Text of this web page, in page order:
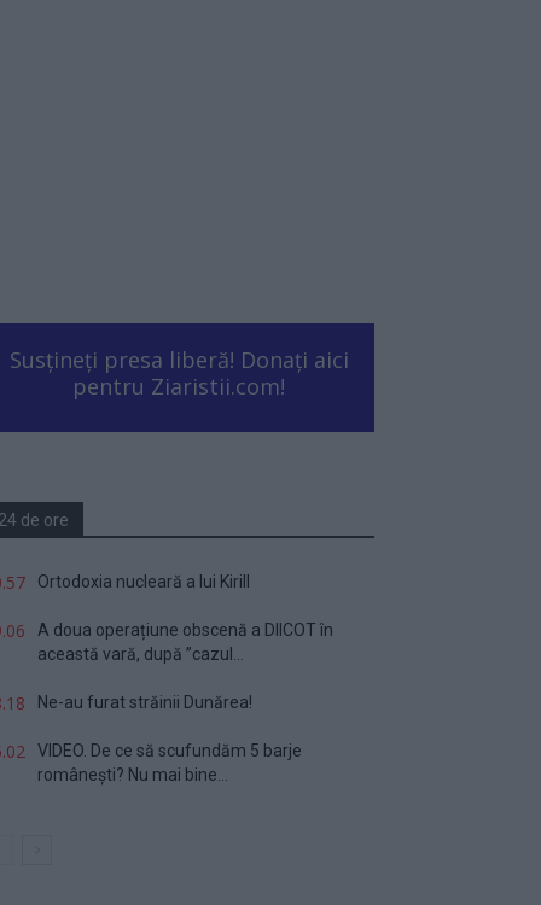
Susțineți presa liberă! Donați aici
pentru Ziaristii.com!
24 de ore
Ortodoxia nucleară a lui Kirill
A doua operațiune obscenă a DIICOT în
această vară, după ”cazul...
Ne-au furat străinii Dunărea!
VIDEO. De ce să scufundăm 5 barje
românești? Nu mai bine...